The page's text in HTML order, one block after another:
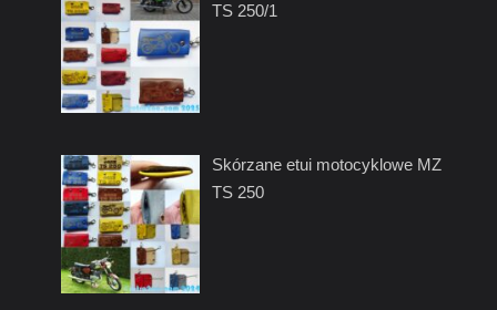
TS 250/1
Skórzane etui motocyklowe MZ
TS 250